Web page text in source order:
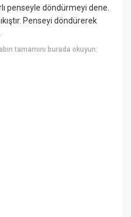
penseyle döndürmeyi dene.
Penseyi döndürerek
tamamını burada okuyun: